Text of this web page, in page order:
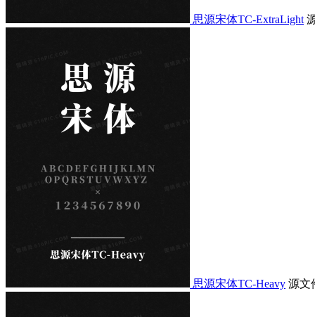
思源宋体TC-ExtraLight
思源宋体TC-Heavy 源文